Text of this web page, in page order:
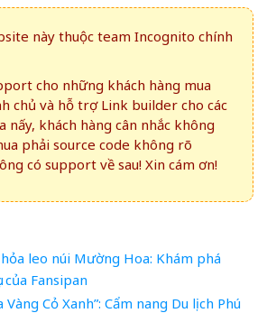
này thuộc team Incognito chính
cho những khách hàng mua
chủ và hỗ trợ Link builder cho các
nấy, khách hàng cân nhắc không
phải source code không rõ
có support về sau! Xin cám ơn!
leo núi Mường Hoa: Khám phá
của Fansipan
Cỏ Xanh”: Cẩm nang Du lịch Phú